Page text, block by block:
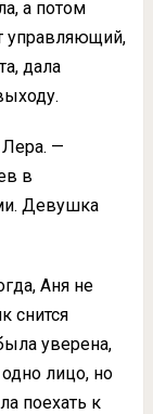
а потом
управляющий,
дала
—
в
Девушка
Аня не
снится
уверена,
лицо, но
поехать к